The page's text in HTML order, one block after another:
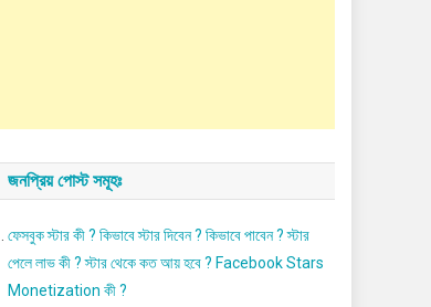
জনপ্রিয় পোস্ট সমূহঃ
ফেসবুক স্টার কী ? কিভাবে স্টার দিবেন ? কিভাবে পাবেন ? স্টার
পেলে লাভ কী ? স্টার থেকে কত আয় হবে ? Facebook Stars
Monetization কী ?